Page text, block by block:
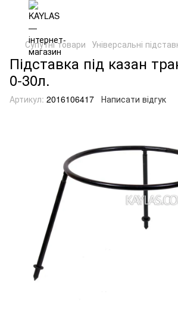
Супутні товари Універсальні
Підставка під казан
0-30л.
Артикул: 2016106417 Написати відгук